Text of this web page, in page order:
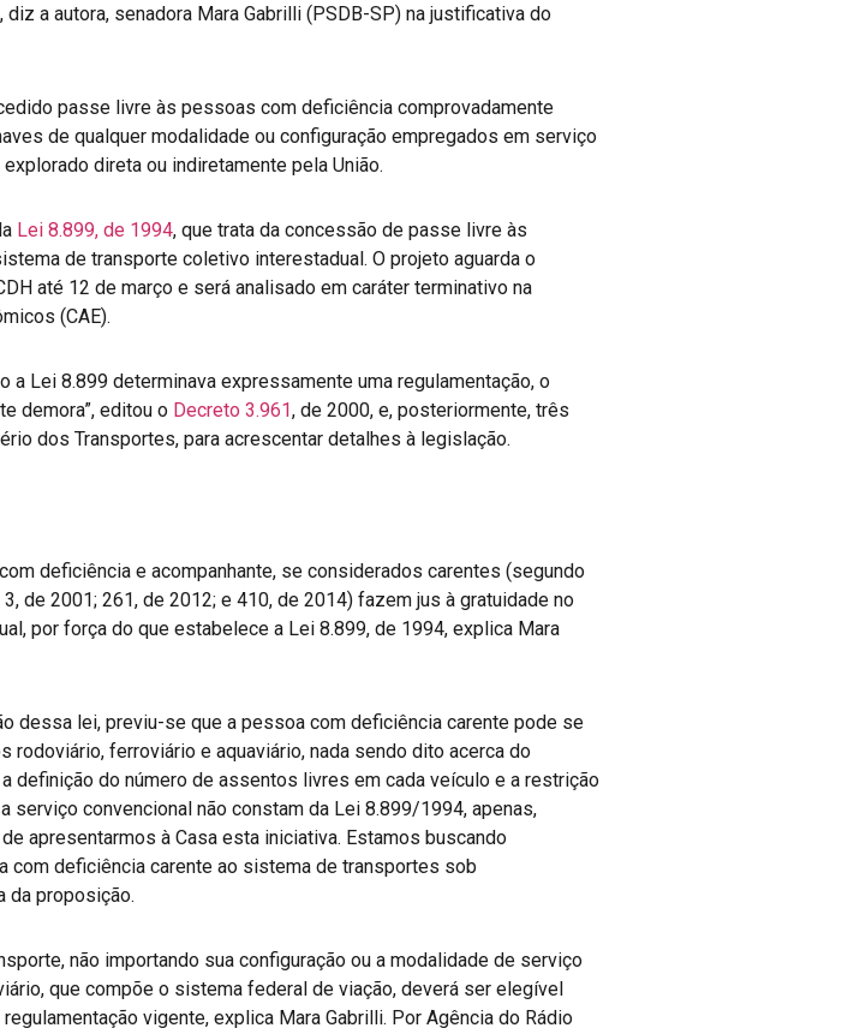
diz a autora, senadora Mara Gabrilli (PSDB-SP) na justificativa do
passe livre às pessoas com deficiência comprovadamente
de qualquer modalidade ou configuração empregados em serviço
direta ou indiretamente pela União.
Lei 8.899, de 1994, que trata da concessão de passe livre às
de transporte coletivo interestadual. O projeto aguarda o
até 12 de março e será analisado em caráter terminativo na
(CAE).
a Lei 8.899 determinava expressamente uma regulamentação, o
demora”, editou o Decreto 3.961, de 2000, e, posteriormente, três
dos Transportes, para acrescentar detalhes à legislação.
deficiência e acompanhante, se considerados carentes (segundo
de 2001; 261, de 2012; e 410, de 2014) fazem jus à gratuidade no
por força do que estabelece a Lei 8.899, de 1994, explica Mara
dessa lei, previu-se que a pessoa com deficiência carente pode se
rodoviário, ferroviário e aquaviário, nada sendo dito acerca do
definição do número de assentos livres em cada veículo e a restrição
serviço convencional não constam da Lei 8.899/1994, apenas,
apresentarmos à Casa esta iniciativa. Estamos buscando
deficiência carente ao sistema de transportes sob
da proposição.
não importando sua configuração ou a modalidade de serviço
que compõe o sistema federal de viação, deverá ser elegível
vigente, explica Mara Gabrilli. Por Agência do Rádio